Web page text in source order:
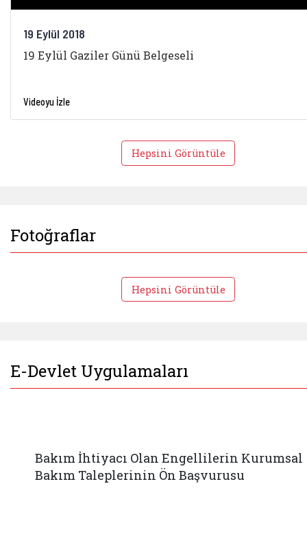
19 Eylül 2018
19 Eylül Gaziler Günü Belgeseli
Videoyu İzle
Hepsini Görüntüle
Fotoğraflar
Hepsini Görüntüle
E-Devlet Uygulamaları
Bakım İhtiyacı Olan Engellilerin Kurumsal
Bakım Taleplerinin Ön Başvurusu